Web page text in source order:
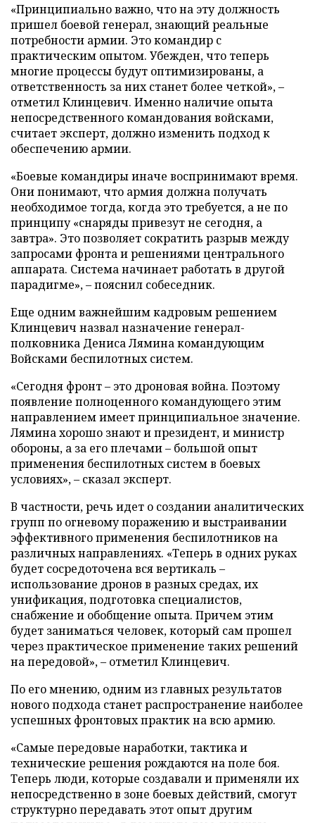
«Принципиально важно, что на эту должность
пришел боевой генерал, знающий реальные
потребности армии. Это командир с
практическим опытом. Убежден, что теперь
многие процессы будут оптимизированы, а
ответственность за них станет более четкой», –
отметил Клинцевич. Именно наличие опыта
непосредственного командования войсками,
считает эксперт, должно изменить подход к
обеспечению армии.
«Боевые командиры иначе воспринимают время.
Они понимают, что армия должна получать
необходимое тогда, когда это требуется, а не по
принципу «снаряды привезут не сегодня, а
завтра». Это позволяет сократить разрыв между
запросами фронта и решениями центрального
аппарата. Система начинает работать в другой
парадигме», – пояснил собеседник.
Еще одним важнейшим кадровым решением
Клинцевич назвал назначение генерал-
полковника Дениса Лямина командующим
Войсками беспилотных систем.
«Сегодня фронт – это дроновая война. Поэтому
появление полноценного командующего этим
направлением имеет принципиальное значение.
Лямина хорошо знают и президент, и министр
обороны, а за его плечами – большой опыт
применения беспилотных систем в боевых
условиях», – сказал эксперт.
В частности, речь идет о создании аналитических
групп по огневому поражению и выстраивании
эффективного применения беспилотников на
различных направлениях. «Теперь в одних руках
будет сосредоточена вся вертикаль –
использование дронов в разных средах, их
унификация, подготовка специалистов,
снабжение и обобщение опыта. Причем этим
будет заниматься человек, который сам прошел
через практическое применение таких решений
на передовой», – отметил Клинцевич.
По его мнению, одним из главных результатов
нового подхода станет распространение наиболее
успешных фронтовых практик на всю армию.
«Самые передовые наработки, тактика и
технические решения рождаются на поле боя.
Теперь люди, которые создавали и применяли их
непосредственно в зоне боевых действий, смогут
структурно передавать этот опыт другим